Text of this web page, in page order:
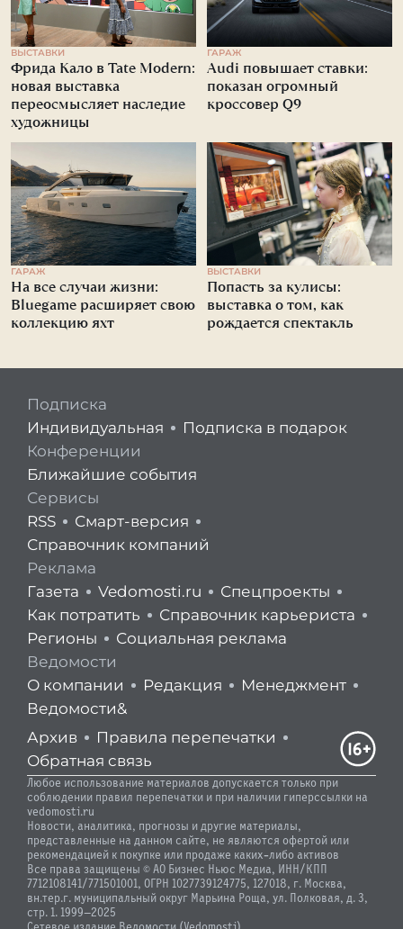
ВЫСТАВКИ
Фрида Кало в Tate Modern:
новая выставка
переосмысляет наследие
художницы
ГАРАЖ
Audi повышает ставки:
показан огромный
кроссовер Q9
ГАРАЖ
На все случаи жизни:
Bluegame расширяет свою
коллекцию яхт
ВЫСТАВКИ
Попасть за кулисы:
выставка о том, как
рождается спектакль
Подписка
Индивидуальная
Подписка в подарок
Конференции
Ближайшие события
Сервисы
RSS
Смарт-версия
Справочник компаний
Реклама
Газета
Vedomosti.ru
Спецпроекты
Как потратить
Справочник карьериста
Регионы
Социальная реклама
Ведомости
О компании
Редакция
Менеджмент
Ведомости&
Архив
Правила перепечатки
Обратная связь
Любое использование материалов допускается только при
соблюдении правил перепечатки и при наличии гиперссылки на
vedomosti.ru
Новости, аналитика, прогнозы и другие материалы,
представленные на данном сайте, не являются офертой или
рекомендацией к покупке или продаже каких-либо активов
Все права защищены © АО Бизнес Ньюс Медиа, ИНН/КПП
7712108141/771501001, ОГРН 1027739124775, 127018, г. Москва,
вн.тер.г. муниципальный округ Марьина Роща, ул. Полковая, д. 3,
стр. 1. 1999—2025